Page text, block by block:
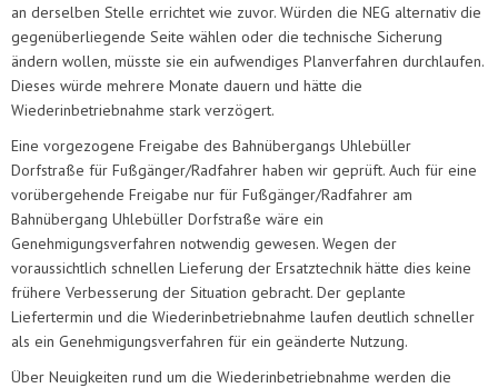
an derselben Stelle errichtet wie zuvor. Würden die NEG alternativ die
gegenüberliegende Seite wählen oder die technische Sicherung
ändern wollen, müsste sie ein aufwendiges Planverfahren durchlaufen.
Dieses würde mehrere Monate dauern und hätte die
Wiederinbetriebnahme stark verzögert.
Eine vorgezogene Freigabe des Bahnübergangs Uhlebüller
Dorfstraße für Fußgänger/Radfahrer haben wir geprüft. Auch für eine
vorübergehende Freigabe nur für Fußgänger/Radfahrer am
Bahnübergang Uhlebüller Dorfstraße wäre ein
Genehmigungsverfahren notwendig gewesen. Wegen der
voraussichtlich schnellen Lieferung der Ersatztechnik hätte dies keine
frühere Verbesserung der Situation gebracht. Der geplante
Liefertermin und die Wiederinbetriebnahme laufen deutlich schneller
als ein Genehmigungsverfahren für ein geänderte Nutzung.
Über Neuigkeiten rund um die Wiederinbetriebnahme werden die